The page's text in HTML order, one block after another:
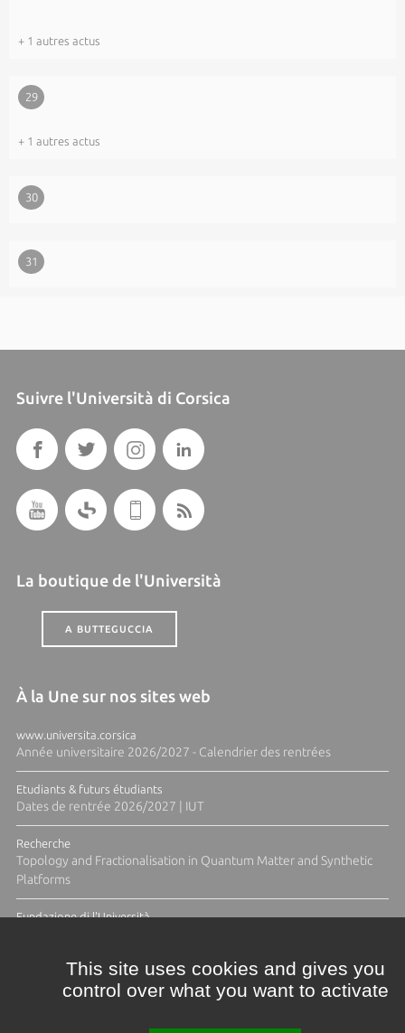
+ 1 autres actus
29
+ 1 autres actus
30
31
Suivre l'Università di Corsica
La boutique de l'Università
A BUTTEGUCCIA
À la Une sur nos sites web
www.universita.corsica
Année universitaire 2026/2027 - Calendrier des rentrées
Etudiants & futurs étudiants
Dates de rentrée 2026/2027 | IUT
Recherche
Topology and Fractionalisation in Quantum Matter and Synthetic
Platforms
Fundazione di l'Università
This site uses cookies and gives you
control over what you want to activate